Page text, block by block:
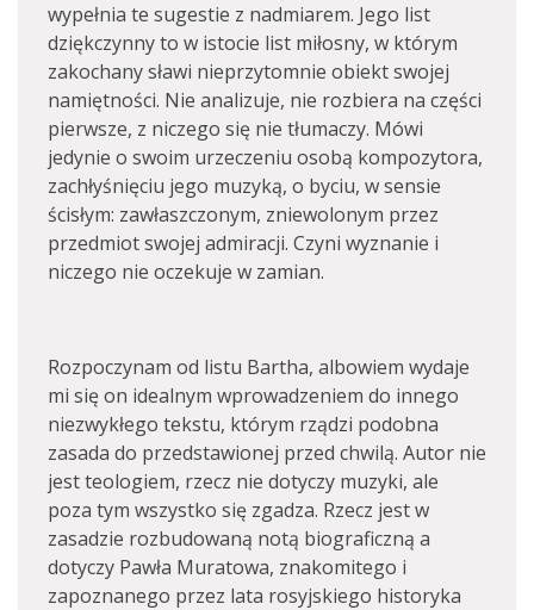
wypełnia te sugestie z nadmiarem. Jego list
dziękczynny to w istocie list miłosny, w którym
zakochany sławi nieprzytomnie obiekt swojej
namiętności. Nie analizuje, nie rozbiera na części
pierwsze, z niczego się nie tłumaczy. Mówi
jedynie o swoim urzeczeniu osobą kompozytora,
zachłyśnięciu jego muzyką, o byciu, w sensie
ścisłym: zawłaszczonym, zniewolonym przez
przedmiot swojej admiracji. Czyni wyznanie i
niczego nie oczekuje w zamian.
Rozpoczynam od listu Bartha, albowiem wydaje
mi się on idealnym wprowadzeniem do innego
niezwykłego tekstu, którym rządzi podobna
zasada do przedstawionej przed chwilą. Autor nie
jest teologiem, rzecz nie dotyczy muzyki, ale
poza tym wszystko się zgadza. Rzecz jest w
zasadzie rozbudowaną notą biograficzną a
dotyczy Pawła Muratowa, znakomitego i
zapoznanego przez lata rosyjskiego historyka